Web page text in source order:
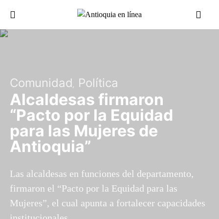
Comunidad Política
Alcaldesas firmaron
“Pacto por la Equidad
para las Mujeres de
Antioquia”
Las alcaldesas en funciones del departamento,
firmaron el “Pacto por la Equidad para las
Mujeres”, el cual apunta a fortalecer capacidades